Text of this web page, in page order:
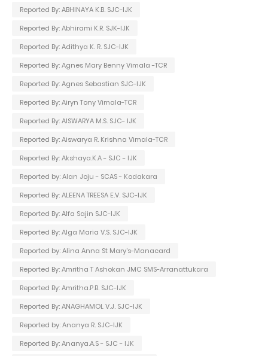
Reported By: ABHINAYA K.B. SJC-IJK
Reported By: Abhirami K.R. SJK-IJK
Reported By: Adithya K. R. SJC-IJK
Reported By: Agnes Mary Benny Vimala -TCR
Reported By: Agnes Sebastian SJC-IJK
Reported By: Airyn Tony Vimala-TCR
Reported By: AISWARYA M.S. SJC- IJK
Reported By: Aiswarya R. Krishna Vimala-TCR
Reported By: Akshaya.K.A - SJC - IJK
Reported by: Alan Joju - SCAS - Kodakara
Reported By: ALEENA TREESA E.V. SJC-IJK
Reported By: Alfa Sajin SJC-IJK
Reported By: Alga Maria V.S. SJC-IJK
Reported by: Alina Anna St Mary's-Manacard
Reported By: Amritha T Ashokan JMC SMS-Arranattukara
Reported By: Amritha.P.B. SJC-IJK
Reported By: ANAGHAMOL V.J. SJC-IJK
Reported by: Ananya R. SJC-IJK
Reported By: Ananya.A.S - SJC - IJK